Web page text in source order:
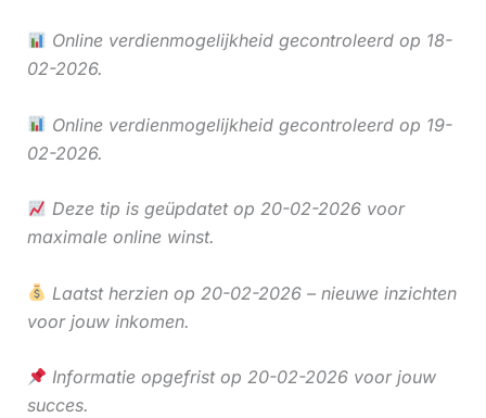
Online verdienmogelijkheid gecontroleerd op 18-
02-2026.
Online verdienmogelijkheid gecontroleerd op 19-
02-2026.
Deze tip is geüpdatet op 20-02-2026 voor
maximale online winst.
Laatst herzien op 20-02-2026 – nieuwe inzichten
voor jouw inkomen.
Informatie opgefrist op 20-02-2026 voor jouw
succes.